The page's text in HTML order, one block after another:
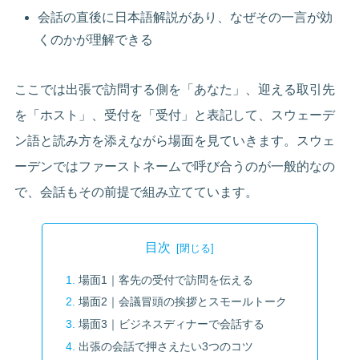
会話の直後に日本語解説があり、なぜその一言が効
くのかが理解できる
ここでは出張で訪問する側を「あなた」、迎える取引先
を「ホスト」、受付を「受付」と表記して、スウェーデ
ン語と読み方を添えながら場面を見ていきます。スウェ
ーデンではファーストネームで呼び合うのが一般的なの
で、会話もその前提で組み立てています。
目次
場面1｜客先の受付で訪問を伝える
場面2｜会議冒頭の挨拶とスモールトーク
場面3｜ビジネスディナーで会話する
出張の会話で押さえたい3つのコツ